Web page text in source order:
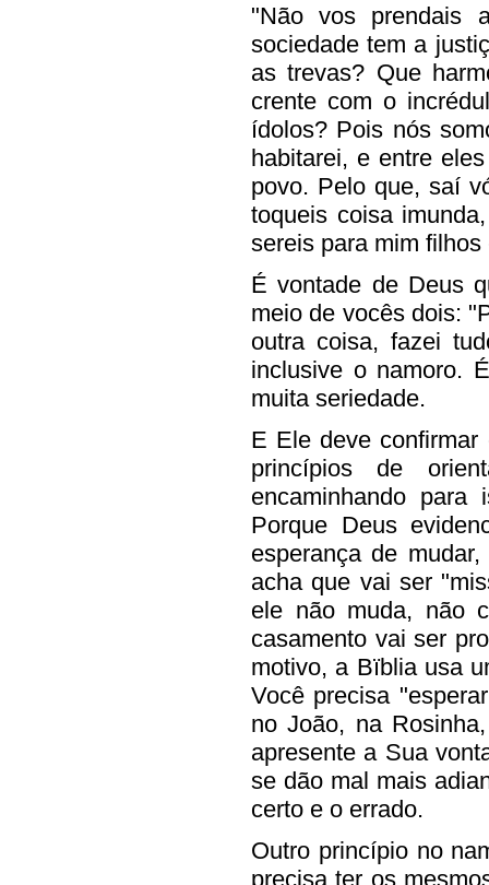
"Não vos prendais
sociedade tem a
as trevas? Que
crente com o
ídolos? Pois nós
habitarei, e entre
povo. Pelo que, saí
toqueis coisa
sereis para mim
É vontade de Deus
meio de vocês dois:
outra coisa, fazei
inclusive o namoro.
muita seriedade.
E Ele deve
princípios de
encaminhando
Porque Deus
esperança de
acha que vai ser
ele não muda, não
casamento vai ser
motivo, a Bïblia usa
Você precisa
no João, na
apresente a Sua
se dão mal mais
certo e o errado.
Outro princípio no
precisa ter os